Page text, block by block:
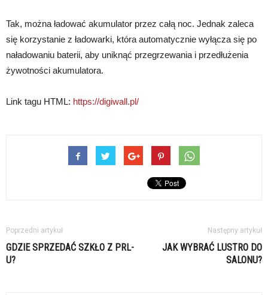
Tak, można ładować akumulator przez całą noc. Jednak zaleca
się korzystanie z ładowarki, która automatycznie wyłącza się po
naładowaniu baterii, aby uniknąć przegrzewania i przedłużenia
żywotności akumulatora.
Link tagu HTML: https://digiwall.pl/
Poprzedni artykuł
GDZIE SPRZEDAĆ SZKŁO Z PRL-
U?
Następny artykuł
JAK WYBRAĆ LUSTRO DO
SALONU?